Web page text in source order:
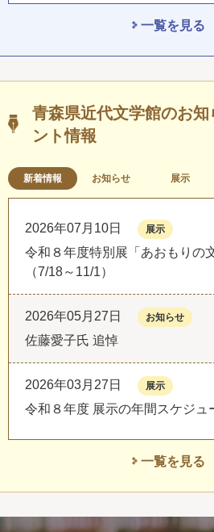
一覧を見る
青森県近代文学館のお
ント情報
新着情報 お知らせ 展示
2026年07月10日 展示
令和８年度特別展「あおもりの
（7/18～11/1）
2026年05月27日 お知らせ
佐藤愛子氏 追悼
2026年03月27日 展示
令和８年度 展示の年間スケジュ
一覧を見る